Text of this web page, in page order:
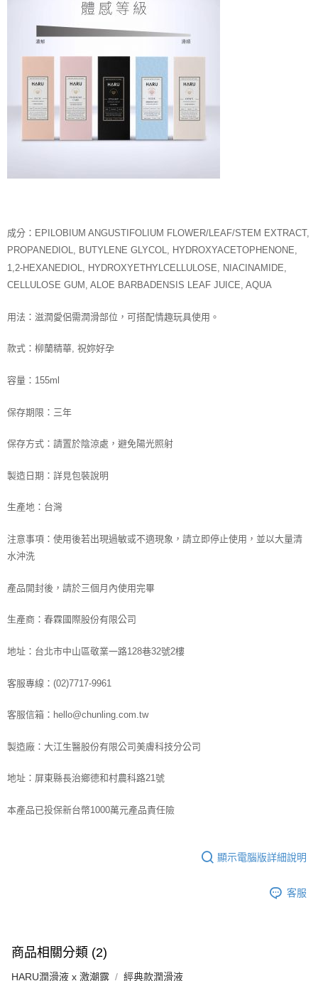
成分：EPILOBIUM ANGUSTIFOLIUM FLOWER/LEAF/STEM EXTRACT,
PROPANEDIOL, BUTYLENE GLYCOL, HYDROXYACETOPHENONE,
1,2-HEXANEDIOL, HYDROXYETHYLCELLULOSE, NIACINAMIDE,
CELLULOSE GUM, ALOE BARBADENSIS LEAF JUICE, AQUA
用法：滋潤愛侶需潤滑部位，可搭配情趣玩具使用。
款式：柳蘭精華, 祝妳好孕
容量：155ml
保存期限：三年
保存方式：請置於陰涼處，避免陽光照射
製造日期：詳見包裝說明
生產地：台灣
注意事項：使用後若出現過敏或不適現象，請立即停止使用，並以大量清
水沖洗
產品開封後，請於三個月內使用完畢
生產商：春霖國際股份有限公司
地址：台北市中山區敬業一路128巷32號2樓
客服專線：(02)7717-9961
客服信箱：hello@chunling.com.tw
製造廠：大江生醫股份有限公司美膚科技分公司
地址：屏東縣長治鄉德和村農科路21號
本產品已投保新台幣1000萬元產品責任險
顯示電腦版詳細說明
客服
商品相關分類 (2)
HARU潤滑液 x 激潮露 經典款潤滑液